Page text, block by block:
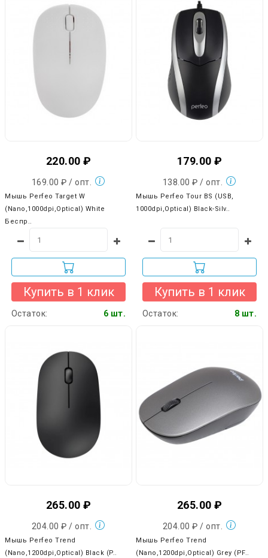
220.00 ₽
169.00 ₽ / опт.
Мышь Perfeo Target W
(Nano,1000dpi,Optical) White
Беспр..
Купить в 1 клик
Остаток: 6 шт.
179.00 ₽
138.00 ₽ / опт.
Мышь Perfeo Tour BS (USB,
1000dpi,Optical) Black-Silv..
Купить в 1 клик
Остаток: 8 шт.
265.00 ₽
204.00 ₽ / опт.
Мышь Perfeo Trend
(Nano,1200dpi,Optical) Black (P..
265.00 ₽
204.00 ₽ / опт.
Мышь Perfeo Trend
(Nano,1200dpi,Optical) Grey (PF..